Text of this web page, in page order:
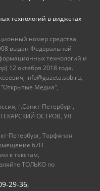
технологий в виджетах
номер средства
выдан Федеральной
технологий и
12 октября 2018 года.
info@gazeta.spb.ru,
"Открытые Медиа",
г.Санкт-Петербург,
ОСТРОВ, УЛ
Петербург, Торфяная
67Н
к текстам,
ТОЛЬКО по
29-36,